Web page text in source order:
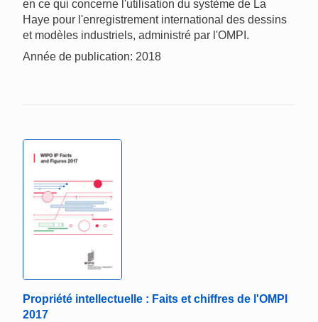
en ce qui concerne l'utilisation du système de La
Haye pour l'enregistrement international des dessins
et modèles industriels, administré par l'OMPI.
Année de publication: 2018
Propriété intellectuelle : Faits et chiffres de l'OMPI
2017